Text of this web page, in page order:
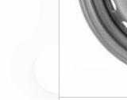
Технические